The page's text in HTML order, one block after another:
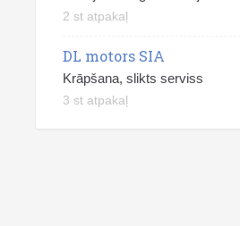
2 st atpakaļ
DL motors SIA
Krāpšana, slikts serviss
3 st atpakaļ